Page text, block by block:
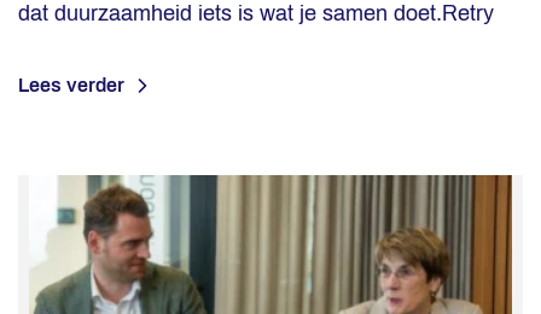
dat duurzaamheid iets is wat je samen doet.Retry
Lees verder